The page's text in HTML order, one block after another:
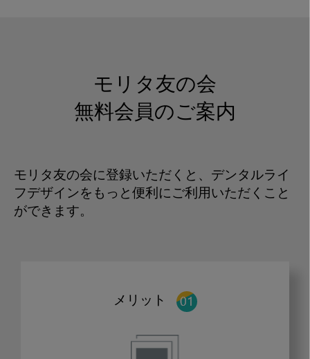
モリタ友の会
無料会員のご案内
モリタ友の会に登録いただくと、デンタルライ
フデザインをもっと便利にご利用いただくこと
ができます。
メリット